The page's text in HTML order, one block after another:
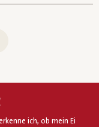
ich, ob mein Ei